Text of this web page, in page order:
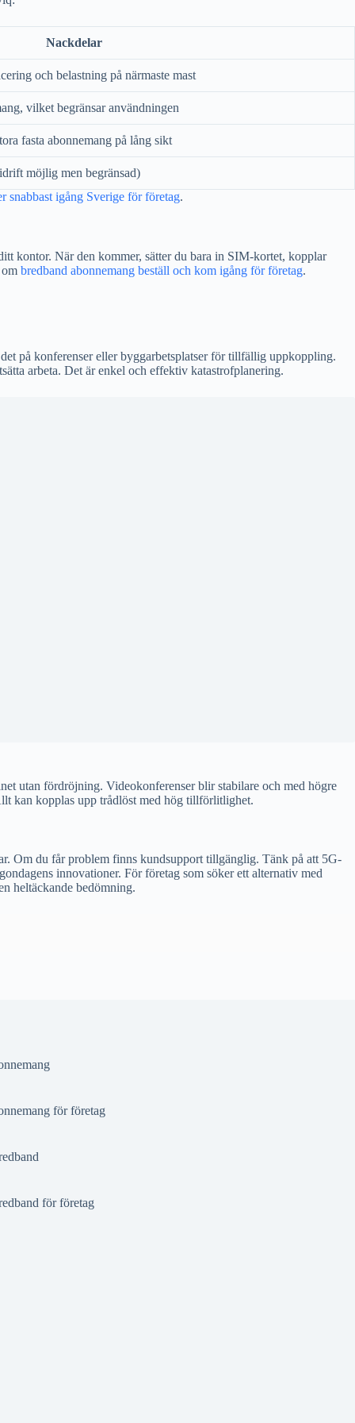
Nackdelar
och belastning på närmaste mast
vilket begränsar användningen
fasta abonnemang på lång sikt
möjlig men begränsad)
snabbast igång Sverige för företag.
kontor. När den kommer, sätter du bara in SIM-kortet, kopplar
bredband abonnemang beställ och kom igång för företag.
på konferenser eller byggarbetsplatser för tillfällig uppkoppling.
arbeta. Det är enkel och effektiv katastrofplanering.
utan fördröjning. Videokonferenser blir stabilare och med högre
kan kopplas upp trådlöst med hög tillförlitlighet.
Om du får problem finns kundsupport tillgänglig. Tänk på att 5G-
innovationer. För företag som söker ett alternativ med
heltäckande bedömning.
för företag
för företag